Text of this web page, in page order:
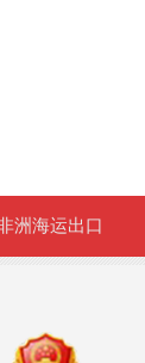
洲海运出口